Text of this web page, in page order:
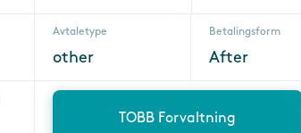
Avtaletype
other
Betalingsform
After
TOBB Forvaltning